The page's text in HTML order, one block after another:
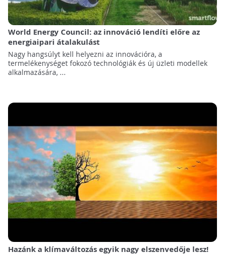
World Energy Council: az innováció lendíti előre az
energiaipari átalakulást
Nagy hangsúlyt kell helyezni az innovációra, a
termelékenységet fokozó technológiák és új üzleti modellek
alkalmazására, ...
Hazánk a klímaváltozás egyik nagy elszenvedője lesz!